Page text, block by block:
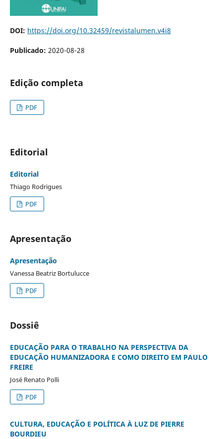
DOI: https://doi.org/10.32459/revistalumen.v4i8
Publicado: 2020-08-28
Edição completa
PDF
Editorial
Editorial
Thiago Rodrigues
PDF
Apresentação
Apresentação
Vanessa Beatriz Bortulucce
PDF
Dossiê
EDUCAÇÃO PARA O TRABALHO NA PERSPECTIVA DA
EDUCAÇÃO HUMANIZADORA E COMO DIREITO EM PAULO
FREIRE
José Renato Polli
PDF
CULTURA, EDUCAÇÃO E POLÍTICA À LUZ DE PIERRE
BOURDIEU